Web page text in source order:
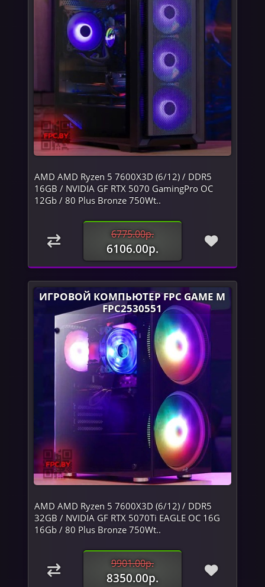
AMD AMD Ryzen 5 7600X3D (6/12) / DDR5
16GB / NVIDIA GF RTX 5070 GamingPro OC
12Gb / 80 Plus Bronze 750Wt..
6775.00р.
6106.00р.
ИГРОВОЙ КОМПЬЮТЕР FPC GAME M
FPC2530551
AMD AMD Ryzen 5 7600X3D (6/12) / DDR5
32GB / NVIDIA GF RTX 5070Ti EAGLE OC 16G
16Gb / 80 Plus Bronze 750Wt..
9901.00р.
8350.00р.